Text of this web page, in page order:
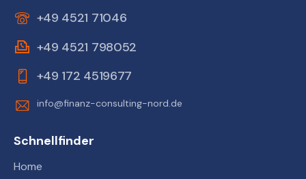
+49 4521 71046
+49 4521 798052
+49 172 4519677
info@finanz-consulting-nord.de
Schnellfinder
Home